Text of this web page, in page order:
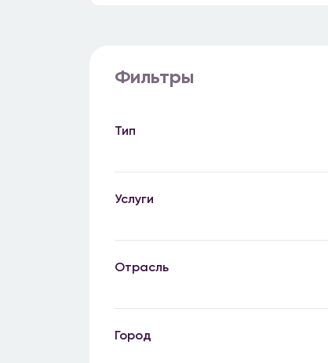
Фильтры
Тип
Услуги
Отрасль
Город